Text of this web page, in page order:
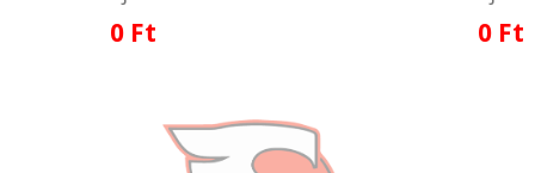
0 Ft 0 Ft